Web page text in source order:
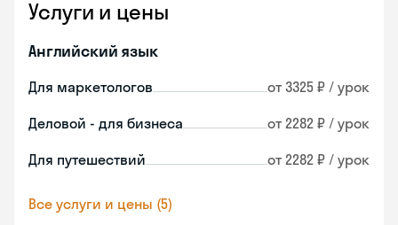
Услуги и цены
Английский язык
Для маркетологов от 3325 ₽ / урок
Деловой - для бизнеса от 2282 ₽ / урок
Для путешествий от 2282 ₽ / урок
Все услуги и цены (5)